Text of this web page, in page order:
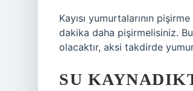
Kayısı yumurtalarının
dakika daha pişirmelisiniz.
olacaktır, aksi takdirde
SU